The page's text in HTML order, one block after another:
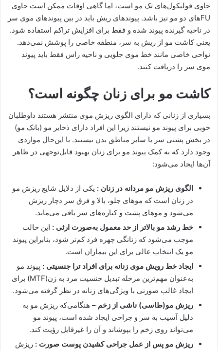
حاوی فولیکول‌های تک مو است، اما گاهی اوقات ممکن است حاوی
FUهای دو مو نیز باشد. پیوندهای ریش باید در بین پیوندهای موی سر
در ناحیه گیرنده پیوند شده و فقط برای افزایش تراکم استفاده شود.
یعنی کاشت مو از ریش به سر، منطقه خاصی را پوشش نمی‌دهد.
نواحی خاصی مانند خط موی جلویی و ناحیه راس فقط باید پیوند
موی سر را دریافت کنند.
کاشت مو برای زنان چگونه است؟
بسیاری از زنانی که دارای الگوی ریزش موی منتشر هستند داوطلبان
خوبی برای پیوند مو نیستند زیرا این افراد دارای ذخایر مو (بانک مو)
در بخش پشتی سر یا سایر مناطق بدن نیستند. با این‌حال مواردی
وجود دارد که به کمک پیوند مو برای زنان بهبود قابل‌توجهی در ظاهر
آن‌ها ایجاد می‌شود:
الگوی ریزش مو مردانه در زنان : یکی از دلایل شایع ریزش مو
در زنان است که موهای جلو، بالا و فرق سر دچار ریزش
می‌شود و موهای پشت و کناره‌های سر باقی می‌ماند.
خط رشد مو بالاتر از حد معمول به‌صورت ارثی : این حالت
موجب می‌شود که زنانگی چهره فرد کم‌تر شود، بنابراین پیوند
مو یک انتخاب عالی برای این بیماران است.
ایجاد خط رویش موی زنانه برای افراد ترا جنسیتی : پیوند مو
به‌عنوان مهم‌ترین مرحله تبدیل جنسیت مرد به زن(MTF) برای
ایجاد غالب صورتی با ویژگی‌های زنانه در نظر گرفته می‌شود.
ریزش مو(طاسی) ناشی از زخم – هنگامی‌که ریزش مو به
دلیل آسیب به سر و جراحی ایجاد شده است، پیوند مو
می‌تواند روی زخم را بپوشاند و آن را غیرقابل رؤیت کند.
ریزش مو پس از عمل جراحی کشیدن پوست صورت : ریزش